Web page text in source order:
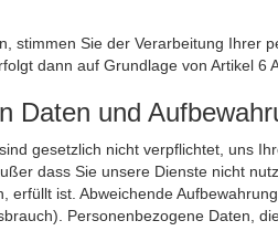
stimmen Sie der Verarbeitung
dann auf Grundlage von Artikel 6
Daten und
gesetzlich nicht verpflichtet, uns
dass Sie unsere Dienste nicht
ist. Abweichende
Personenbezogene Daten,